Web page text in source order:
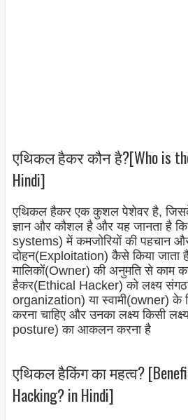
एथिकल हैकर कौन है?[Who is
Hindi]
एथिकल हैकर एक कुशल पेशेवर है,
ज्ञान और कौशल है और यह जानता है कि
systems) में कमजोरियों की पहचान
दोहन(Exploitation) कैसे किया जाता
मालिकों(Owner) की अनुमति से काम
हैकर(Ethical Hacker) को लक्ष्य
organization) या स्वामी(owner) के
करना चाहिए और उनका लक्ष्य किसी
posture) का आकलन करना है
एथिकल हैकिंग का महत्व?
Hacking? in Hindi]